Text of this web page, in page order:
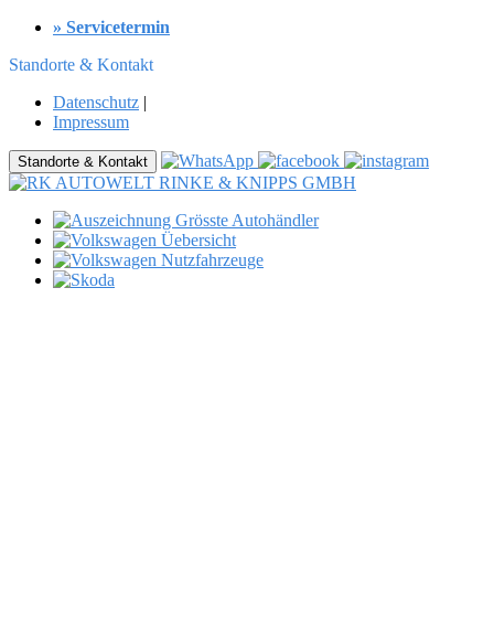
» Servicetermin
Standorte & Kontakt
Datenschutz |
Impressum
Standorte & Kontakt